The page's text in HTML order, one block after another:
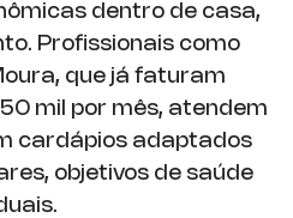
dentro de casa,
Profissionais como
que já faturam
mil por mês, atendem
cardápios adaptados
objetivos de saúde